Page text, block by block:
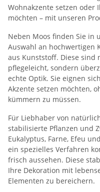
Wohnakzente setzen oder
möchten – mit unseren
Neben Moos finden Sie in
Auswahl an hochwertigen
aus Kunststoff. Diese
pflegeleicht, sondern
echte Optik. Sie eignen
Akzente setzen möchten,
kümmern zu müssen.
Für Liebhaber von
stabilisierte Pflanzen und
Eukalyptus, Farne, Efeu
ein spezielles Verfahren
frisch aussehen. Diese
Ihre Dekoration mit
Elementen zu bereichern.